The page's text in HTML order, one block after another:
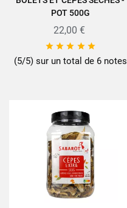
POT 500G
22,00 €
    
(5/5) sur un total de 6 notes